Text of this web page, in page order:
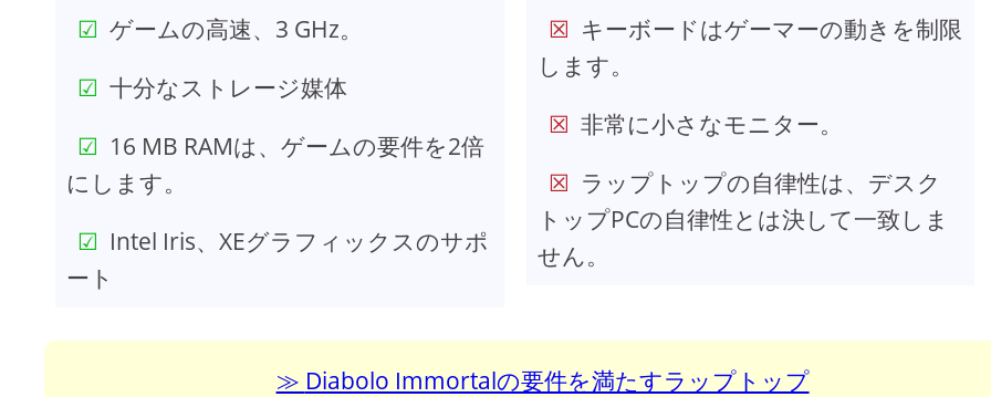
ゲームの高速、3 GHz。
十分なストレージ媒体
16 MB RAMは、ゲームの要件を2倍
にします。
Intel Iris、XEグラフィックスのサポ
ート
キーボードはゲーマーの動きを制限
します。
非常に小さなモニター。
ラップトップの自律性は、デスク
トップPCの自律性とは決して一致しま
せん。
Diabolo Immortalの要件を満たすラップトップ